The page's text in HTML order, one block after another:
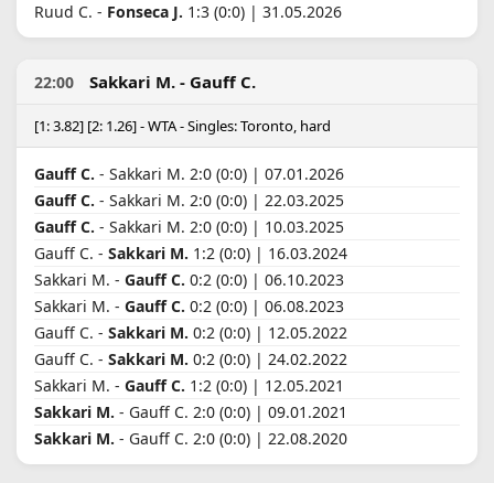
Ruud C. - Fonseca J. 1:3 (0:0) | 31.05.2026
22:00 Sakkari M. - Gauff C.
[1: 3.82] [2: 1.26] - WTA - Singles: Toronto, hard
Gauff C. - Sakkari M. 2:0 (0:0) | 07.01.2026
Gauff C. - Sakkari M. 2:0 (0:0) | 22.03.2025
Gauff C. - Sakkari M. 2:0 (0:0) | 10.03.2025
Gauff C. - Sakkari M. 1:2 (0:0) | 16.03.2024
Sakkari M. - Gauff C. 0:2 (0:0) | 06.10.2023
Sakkari M. - Gauff C. 0:2 (0:0) | 06.08.2023
Gauff C. - Sakkari M. 0:2 (0:0) | 12.05.2022
Gauff C. - Sakkari M. 0:2 (0:0) | 24.02.2022
Sakkari M. - Gauff C. 1:2 (0:0) | 12.05.2021
Sakkari M. - Gauff C. 2:0 (0:0) | 09.01.2021
Sakkari M. - Gauff C. 2:0 (0:0) | 22.08.2020